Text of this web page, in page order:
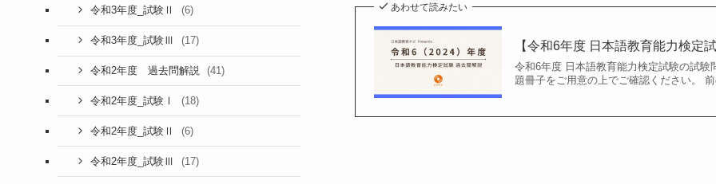
あわせて読みたい
【令和6年度 日本語教育能力検定
令和6年度 日本語教育能力検定試験の試
題冊子をご用意の上でご確認ください。
令和3年度_試験Ⅱ (6)
令和3年度_試験Ⅲ (17)
令和2年度 過去問解説 (41)
令和2年度_試験Ⅰ (18)
令和2年度_試験Ⅱ (6)
令和2年度_試験Ⅲ (17)